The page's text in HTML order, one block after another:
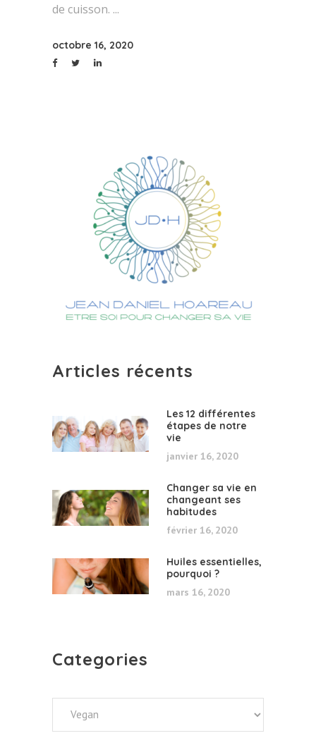
de cuisson.
octobre 16, 2020
Articles récents
Les 12 différentes
étapes de notre
vie
janvier 16, 2020
Changer sa vie en
changeant ses
habitudes
février 16, 2020
Huiles essentielles,
pourquoi ?
mars 16, 2020
Categories
Categories